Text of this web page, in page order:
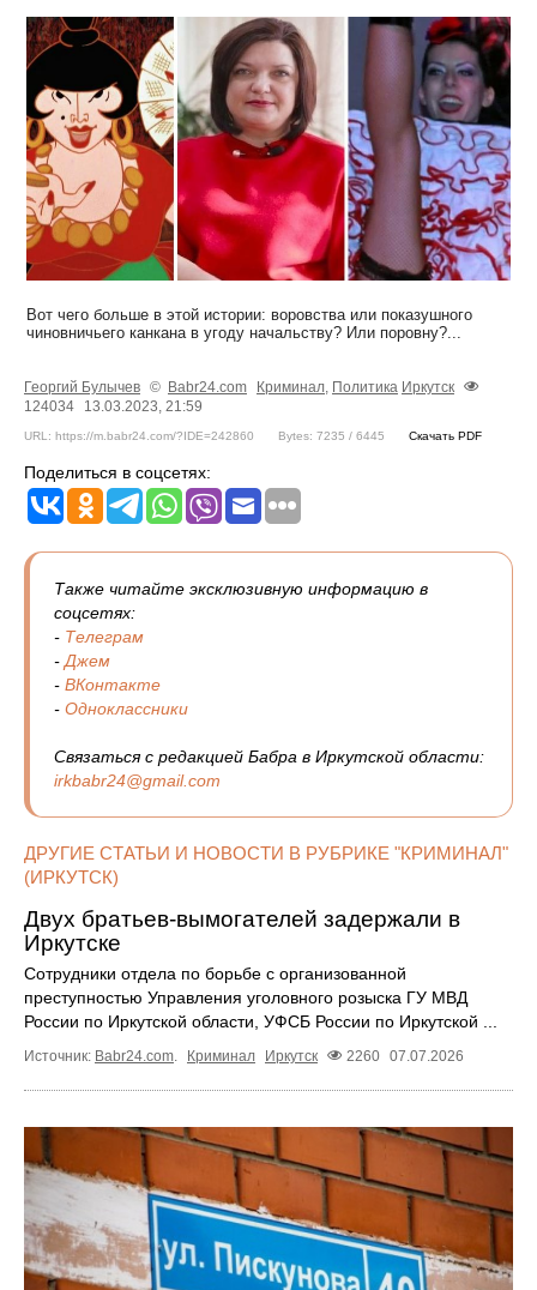
Вот чего больше в этой истории: воровства или показушного
чиновничьего канкана в угоду начальству? Или поровну?...
Георгий Булычев © Babr24.com Криминал Политика Иркутск
124034
13.03.2023, 21:59
URL: https://m.babr24.com/?IDE=242860 Bytes: 7235 / 6445 Скачать PDF
Поделиться в соцсетях:
Также читайте эксклюзивную информацию в
соцсетях:
- Телеграм
- Джем
- ВКонтакте
- Одноклассники
Связаться с редакцией Бабра в Иркутской области:
irkbabr24@gmail.com
ДРУГИЕ СТАТЬИ И НОВОСТИ В РУБРИКЕ "КРИМИНАЛ"
(ИРКУТСК)
Двух братьев‑вымогателей задержали в
Иркутске
Сотрудники отдела по борьбе с организованной
преступностью Управления уголовного розыска ГУ МВД
России по Иркутской области, УФСБ России по Иркутской ...
Источник: Babr24.com Криминал Иркутск 2260 07.07.2026